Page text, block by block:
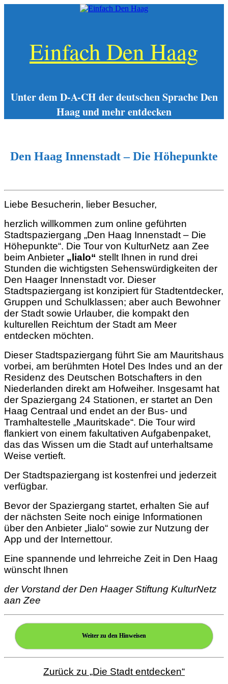
Einfach Den Haag
Unter dem D-A-CH der deutschen Sprache Den
Haag und mehr entdecken
Den Haag Innenstadt – Die Höhepunkte
Liebe Besucherin, lieber Besucher,
herzlich willkommen zum online geführten
Stadtspaziergang „Den Haag Innenstadt – Die
Höhepunkte“. Die Tour von KulturNetz aan Zee
beim Anbieter „lialo“ stellt Ihnen in rund drei
Stunden die wichtigsten Sehenswürdigkeiten der
Den Haager Innenstadt vor. Dieser
Stadtspaziergang ist konzipiert für Stadtentdecker,
Gruppen und Schulklassen; aber auch Bewohner
der Stadt sowie Urlauber, die kompakt den
kulturellen Reichtum der Stadt am Meer
entdecken möchten.
Dieser Stadtspaziergang führt Sie am Mauritshaus
vorbei, am berühmten Hotel Des Indes und an der
Residenz des Deutschen Botschafters in den
Niederlanden direkt am Hofweiher. Insgesamt hat
der Spaziergang 24 Stationen, er startet an Den
Haag Centraal und endet an der Bus- und
Tramhaltestelle „Mauritskade“. Die Tour wird
flankiert von einem fakultativen Aufgabenpaket,
das das Wissen um die Stadt auf unterhaltsame
Weise vertieft.
Der Stadtspaziergang ist kostenfrei und jederzeit
verfügbar.
Bevor der Spaziergang startet, erhalten Sie auf
der nächsten Seite noch einige Informationen
über den Anbieter „lialo“ sowie zur Nutzung der
App und der Internettour.
Eine spannende und lehrreiche Zeit in Den Haag
wünscht Ihnen
der Vorstand der Den Haager Stiftung KulturNetz
aan Zee
Weiter zu den Hinweisen
Zurück zu „Die Stadt entdecken“